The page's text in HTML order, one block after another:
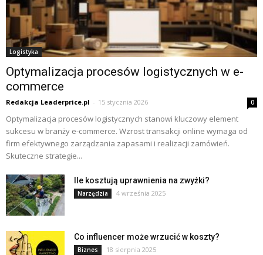
Logistyka
Optymalizacja procesów logistycznych w e-
commerce
Redakcja Leaderprice.pl - 15 stycznia 2026 0
Optymalizacja procesów logistycznych stanowi kluczowy element
sukcesu w branży e-commerce. Wzrost transakcji online wymaga od
firm efektywnego zarządzania zapasami i realizacji zamówień.
Skuteczne strategie...
Ile kosztują uprawnienia na zwyżki?
Narzędzia 4 września 2025
Co influencer może wrzucić w koszty?
Biznes 18 sierpnia 2025